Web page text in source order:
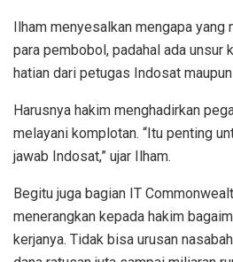
Ilham menyesalkan mengapa
para pembobol, padahal ada unsur
hatian dari petugas Indosat
Harusnya hakim menghadirkan
melayani komplotan. “Itu penting
jawab Indosat,” ujar Ilham.
Begitu juga bagian IT
menerangkan kepada hakim
kerjanya. Tidak bisa urusan